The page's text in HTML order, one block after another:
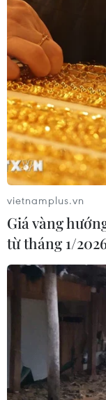
Cây chà là -
trong đời sống
29/07/2026 08:32
Thường
Cẩm Tú tiếp
CNDD-FDD
Tăng cường
tác song
28/07/2026 14:17
Thảm sát tại
nhất 30 người
27/07/2026 22:54
vietnamplus.vn
Giá vàng
từ tháng 1/